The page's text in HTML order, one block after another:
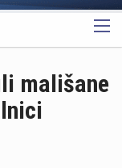
mališane